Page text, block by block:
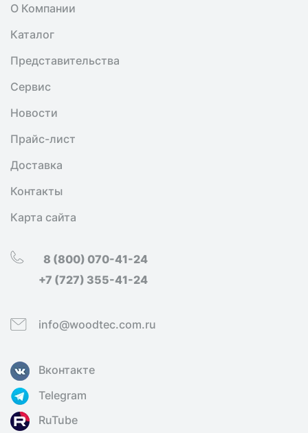
О Компании
Каталог
Представительства
Сервис
Новости
Прайс-лист
Доставка
Контакты
Карта сайта
8 (800) 070-41-24
+7 (727) 355-41-24
info@woodtec.com.ru
Вконтакте
Telegram
RuTube